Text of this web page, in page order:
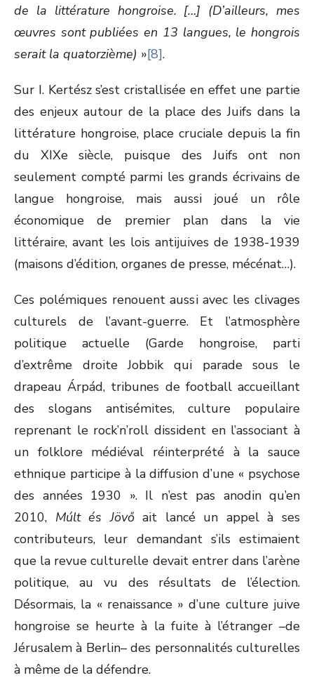
de la littérature hongroise. […] (D’ailleurs, mes
œuvres sont publiées en 13 langues, le hongrois
serait la quatorzième) »[8].
Sur I. Kertész s’est cristallisée en effet une partie
des enjeux autour de la place des Juifs dans la
littérature hongroise, place cruciale depuis la fin
du XIXesiècle, puisque des Juifs ont non
seulement compté parmi les grands écrivains de
langue hongroise, mais aussi joué un rôle
économique de premier plan dans la vie
littéraire, avant les lois antijuives de 1938-1939
(maisons d’édition, organes de presse, mécénat…).
Ces polémiques renouent aussi avec les clivages
culturels de l’avant-guerre. Et l’atmosphère
politique actuelle (Garde hongroise, parti
d’extrême droite Jobbik qui parade sous le
drapeau Árpád, tribunes de football accueillant
des slogans antisémites, culture populaire
reprenant le rock’n’roll dissident en l’associant à
un folklore médiéval réinterprété à la sauce
ethnique participe à la diffusion d’une « psychose
des années 1930 ». Il n’est pas anodin qu’en
2010, Múlt és Jövőait lancé un appel à ses
contributeurs, leur demandant s’ils estimaient
que la revue culturelle devait entrer dans l’arène
politique, au vu des résultats de l’élection.
Désormais, la « renaissance » d’une culture juive
hongroise se heurte à la fuite à l’étranger –de
Jérusalem à Berlin– des personnalités culturelles
à même de la défendre.